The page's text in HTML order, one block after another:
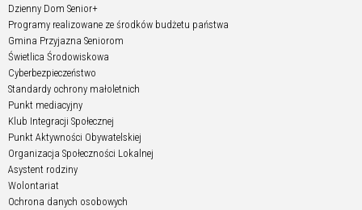
Dzienny Dom Senior+
Programy realizowane ze środków budżetu państwa
Gmina Przyjazna Seniorom
Świetlica Środowiskowa
Cyberbezpieczeństwo
Standardy ochrony małoletnich
Punkt mediacyjny
Klub Integracji Społecznej
Punkt Aktywności Obywatelskiej
Organizacja Społeczności Lokalnej
Asystent rodziny
Wolontariat
Ochrona danych osobowych